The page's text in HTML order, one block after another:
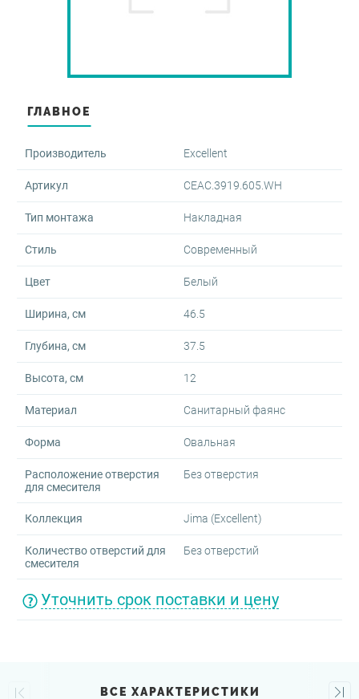
для косметических
для перелива
инсталляции для
души
врезные
для биде
ГЛАВНОЕ
Производитель Excellent
Артикул CEAC.3919.605.WH
Тип монтажа Накладная
Стиль Современный
Цвет Белый
Ширина, см 46.5
Глубина, см 37.5
Высота, см 12
Материал Санитарный фаянс
Форма Овальная
Расположение отверстия
для смесителя
Без отверстия
Коллекция Jima (Excellent)
Количество отверстий для
смесителя
Без отверстий
Уточнить срок поставки и цену
ВСЕ ХАРАКТЕРИСТИКИ